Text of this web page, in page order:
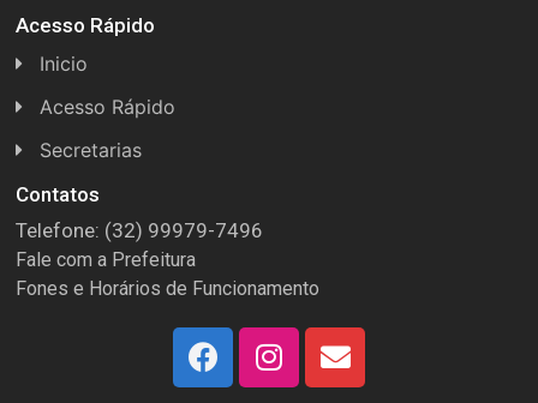
Acesso Rápido
Inicio
Acesso Rápido
Concursos
Conselhos
Espera Feliz Antigamente
e-Nota
Secretarias
Licitações
Secretaria de Esportes
Secretarias e Diretorias
Secretaria de Turismo
Contatos
Telefone: (32) 99979-7496
Fale com a Prefeitura
Fones e Horários de Funcionamento